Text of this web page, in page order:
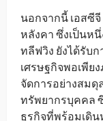
นอกจากนี้ เอสซี
หลังคา ซึ่งเป็นห
ทลีฟวิง ยังได้รับ
เศรษฐกิจพอเพีย
จัดการอย่างสมดุ
ทรัพยากรบุคคล
ธุรกิจที่พร้อมเดิ